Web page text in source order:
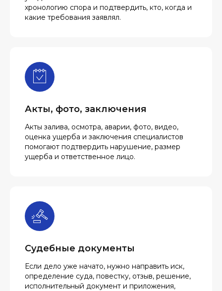
хронологию спора и подтвердить, кто, когда и
какие требования заявлял.
Акты, фото, заключения
Акты залива, осмотра, аварии, фото, видео,
оценка ущерба и заключения специалистов
помогают подтвердить нарушение, размер
ущерба и ответственное лицо.
Судебные документы
Если дело уже начато, нужно направить иск,
определение суда, повестку, отзыв, решение,
исполнительный документ и приложения,